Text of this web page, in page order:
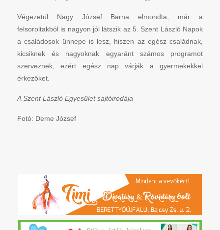
Végezetül Nagy József Barna elmondta, már a
felsoroltakból is nagyon jól látszik az 5. Szent László Napok
a családosok ünnepe is lesz, hiszen az egész családnak,
kicsiknek és nagyoknak egyaránt számos programot
szerveznek, ezért egész nap várják a gyermekekkel
érkezőket.
A Szent László Egyesület sajtóirodája
Fotó: Deme József